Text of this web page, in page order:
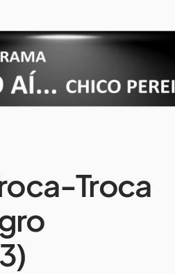
Troca